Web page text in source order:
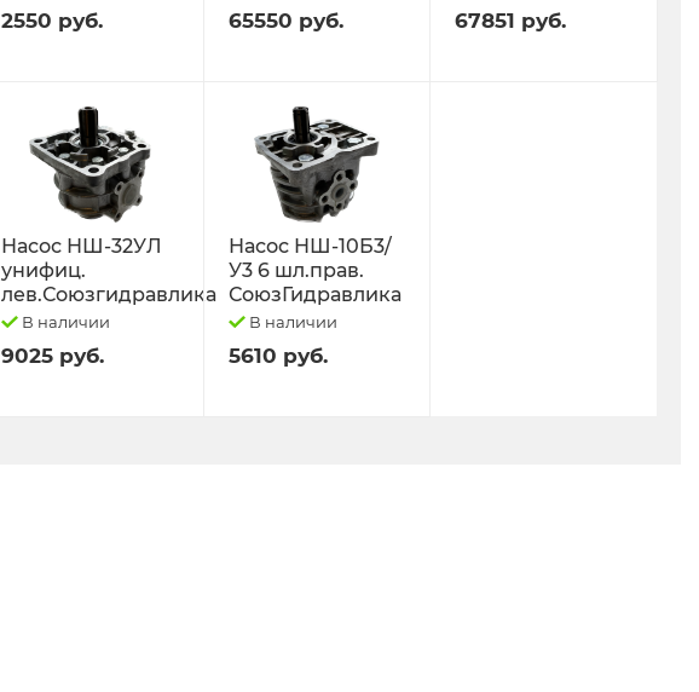
2550 руб. 65550 руб. 67851 руб.
Насос НШ-32УЛ
унифиц.
лев.Союзгидравлика
В наличии
9025 руб.
Насос НШ-10Б3/
У3 6 шл.прав.
СоюзГидравлика
В наличии
5610 руб.